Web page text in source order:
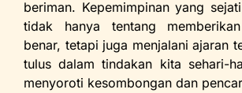
beriman. Kepemimpinan yang
tidak hanya tentang
benar, tetapi juga menjalani ajaran
tulus dalam tindakan kita sehari-
menyoroti kesombongan dan